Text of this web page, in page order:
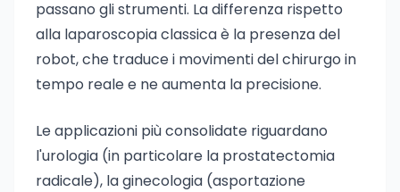
passano gli strumenti. La differenza rispetto
alla laparoscopia classica è la presenza del
robot, che traduce i movimenti del chirurgo in
tempo reale e ne aumenta la precisione.
Le applicazioni più consolidate riguardano
l'urologia (in particolare la prostatectomia
radicale), la ginecologia (asportazione